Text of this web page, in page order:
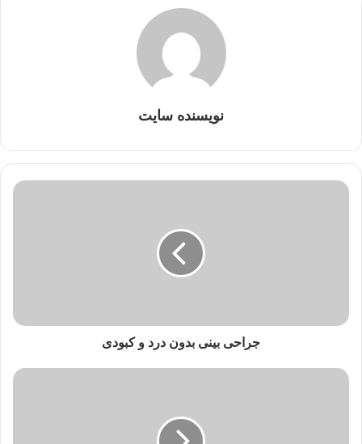
نویسنده سایت
جراحی بینی بدون درد و کبودی